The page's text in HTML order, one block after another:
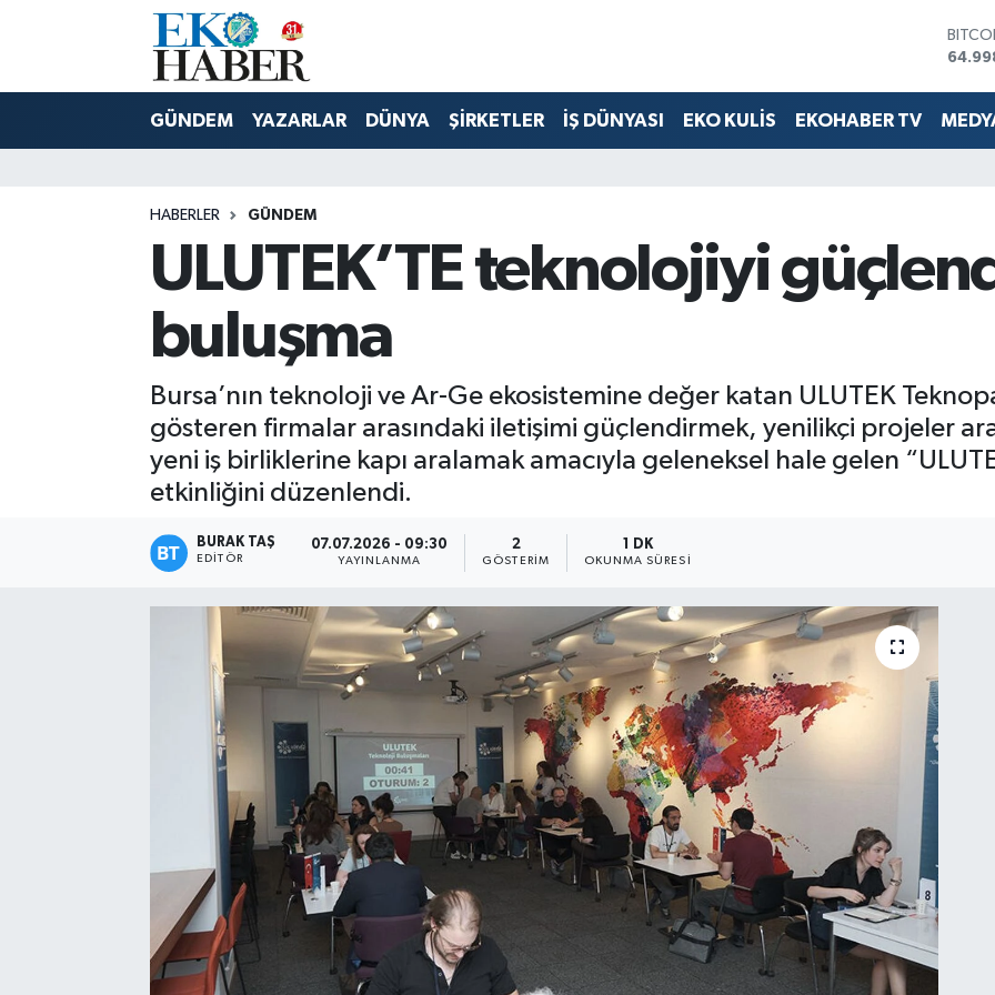
GÜNDEM YAZARLAR DÜNYA ŞİRKETLER İŞ DÜNYASI EKO KULİS EKOHABER TV
HABERLER GÜNDEM
ULUTEK’TE teknolojiyi
buluşma
Bursa’nın teknoloji ve Ar-Ge ekosistemine değer katan ULUTEK
gösteren firmalar arasındaki iletişimi güçlendirmek, yenilikçi projeler
yeni iş birliklerine kapı aralamak amacıyla geleneksel hale gelen
etkinliğini düzenlendi.
BURAK TAŞ
EDITÖR
07.07.2026 - 09:30
YAYINLANMA
2
GÖSTERIM
1 DK
OKUNMA SÜRESI
Hava Durumu
Son Dakika Haberleri